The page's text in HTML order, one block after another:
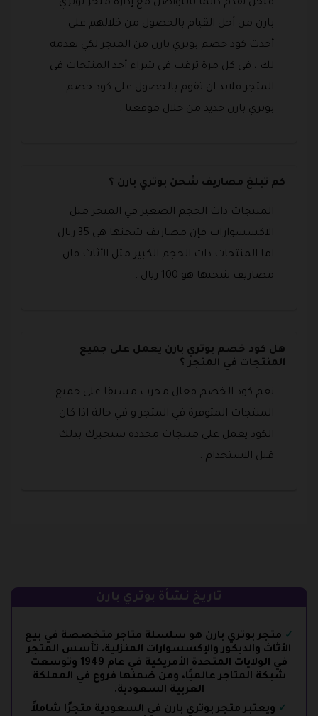
فنحن نقدم دائما بالتواصل مع إدارة متجر بوتري
بارن من أجل القيام بالحصول من خلالهم على
أحدث كود خصم بوتري بارن من المتجر لكي نقدمه
لك ، في كل مرة ترغب في شراء أحد المنتجات في
المتجر فلابد ان تقوم بالحصول على كود خصم
بوتري بارن جديد من خلال موقعنا .
كم تبلغ مصاريف شحن بوتري بارن ؟
المنتجات ذات الحجم الصغير في المتجر مثل
الاكسسوارات فإن مصاريف شحنها هي 35 ريال
اما المنتجات ذات الحجم الكبير مثل الأثاث فان
مصاريف شحنها هو 100 ريال .
هل كود خصم بوتري بارن يعمل على جميع
المنتجات في المتجر ؟
نعم كود الخصم فعال مجرب مسبقا على جميع
المنتجات المتوفرة في المتجر و في حالة اذا كان
الكود يعمل على منتجات محددة سنخبرك بذلك
قبل الاستخدام .
تاريخ نشأة بوتري بارن
متجر بوتري بارن هو سلسلة متاجر متخصصة في بيع
الأثاث والديكور والإكسسوارات المنزلية. تأسس المتجر
في الولايات المتحدة الأمريكية في عام 1949 وتوسعت
شبكة المتاجر عالميًا، ومن ضمنها فروع في المملكة
العربية السعودية.
ويعتبر متجر بوتري بارن في السعودية متجرًا شاملاً